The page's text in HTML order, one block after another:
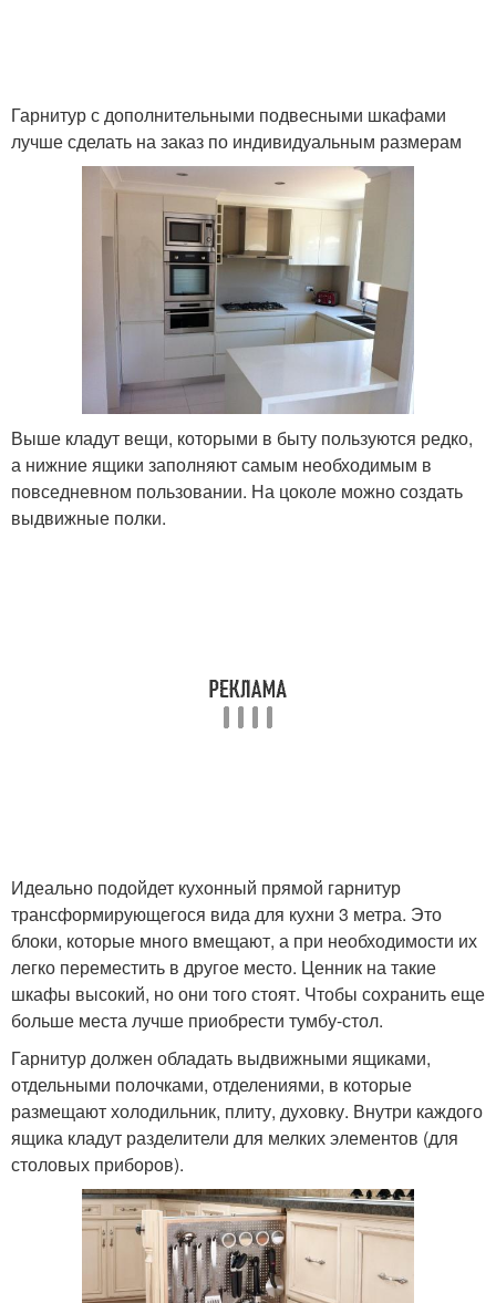
Гарнитур с дополнительными подвесными шкафами
лучше сделать на заказ по индивидуальным размерам
Выше кладут вещи, которыми в быту пользуются редко,
а нижние ящики заполняют самым необходимым в
повседневном пользовании. На цоколе можно создать
выдвижные полки.
Идеально подойдет кухонный прямой гарнитур
трансформирующегося вида для кухни 3 метра. Это
блоки, которые много вмещают, а при необходимости их
легко переместить в другое место. Ценник на такие
шкафы высокий, но они того стоят. Чтобы сохранить еще
больше места лучше приобрести тумбу-стол.
Гарнитур должен обладать выдвижными ящиками,
отдельными полочками, отделениями, в которые
размещают холодильник, плиту, духовку. Внутри каждого
ящика кладут разделители для мелких элементов (для
столовых приборов).